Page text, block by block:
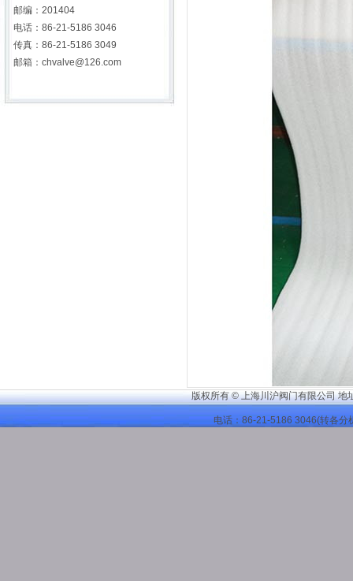
邮编：201404
电话：86-21-5186 3046
传真：86-21-5186 3049
邮箱：chvalve@126.com
版权所有 © 上海川沪阀门有限公司 地
电话：86-21-5186 3046(转各分